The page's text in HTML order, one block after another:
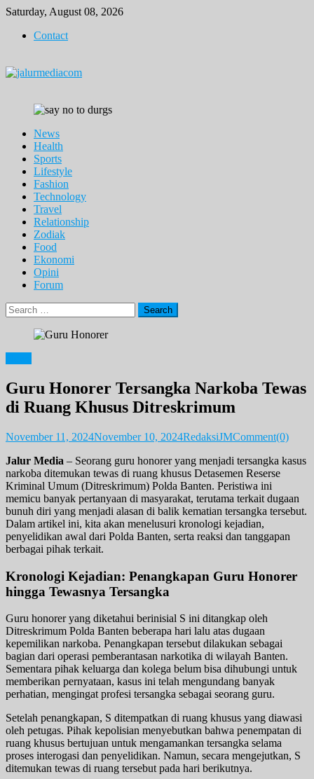
Skip
content
Saturday, August 08, 2026
Contact
News
Health
Sports
Lifestyle
Fashion
Technology
Travel
Relationship
Zodiak
Food
Ekonomi
Opini
Forum
Search
for:
Guru Honorer Tersangka Narkoba Tewas
di Ruang Khusus Ditreskrimum
November 11, 2024November 10, 2024RedaksiJMComment(0)
Jalur Media – Seorang guru honorer yang menjadi tersangka kasus
narkoba ditemukan tewas di ruang khusus Detasemen Reserse
Kriminal Umum (Ditreskrimum) Polda Banten. Peristiwa ini
memicu banyak pertanyaan di masyarakat, terutama terkait dugaan
bunuh diri yang menjadi alasan di balik kematian tersangka tersebut.
Dalam artikel ini, kita akan menelusuri kronologi kejadian,
penyelidikan awal dari Polda Banten, serta reaksi dan tanggapan
berbagai pihak terkait.
Kronologi Kejadian: Penangkapan Guru Honorer
hingga Tewasnya Tersangka
Guru honorer yang diketahui berinisial S ini ditangkap oleh
Ditreskrimum Polda Banten beberapa hari lalu atas dugaan
kepemilikan narkoba. Penangkapan tersebut dilakukan sebagai
bagian dari operasi pemberantasan narkotika di wilayah Banten.
Sementara pihak keluarga dan kolega belum bisa dihubungi untuk
memberikan pernyataan, kasus ini telah mengundang banyak
perhatian, mengingat profesi tersangka sebagai seorang guru.
Setelah penangkapan, S ditempatkan di ruang khusus yang diawasi
oleh petugas. Pihak kepolisian menyebutkan bahwa penempatan di
ruang khusus bertujuan untuk mengamankan tersangka selama
proses interogasi dan penyelidikan. Namun, secara mengejutkan, S
ditemukan tewas di ruang tersebut pada hari berikutnya.